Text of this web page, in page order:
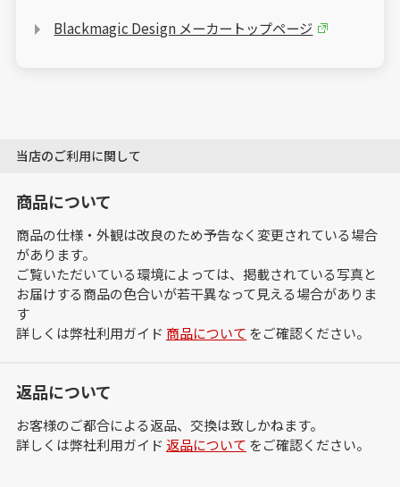
Blackmagic Design メーカートップページ
当店のご利用に関して
商品について
商品の仕様・外観は改良のため予告なく変更されている場合
があります。
ご覧いただいている環境によっては、掲載されている写真と
お届けする商品の色合いが若干異なって見える場合がありま
す
詳しくは弊社利用ガイド 商品について をご確認ください。
返品について
お客様のご都合による返品、交換は致しかねます。
詳しくは弊社利用ガイド 返品について をご確認ください。